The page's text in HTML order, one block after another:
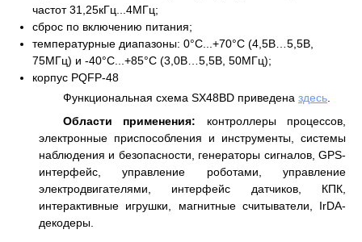
частот 31,25кГц...4МГц;
сброс по включению питания;
температурные диапазоны: 0°C...+70°C (4,5В…5,5В,
75МГц) и -40°C...+85°C (3,0В…5,5В, 50МГц);
корпус PQFP-48
Функциональная схема SX48BD приведена здесь
Области применения: контроллеры процессов,
электронные приспособления и инструменты, системы
наблюдения и безопасности, генераторы сигналов, GPS-
интерфейс, управление роботами, управление
электродвигателями, интерфейс датчиков, КПК,
интерактивные игрушки, магнитные считыватели, IrDA-
декодеры.